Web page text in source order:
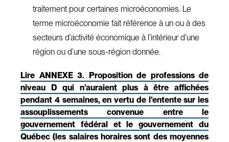
traitement pour certaines microéconomies. Le
terme microéconomie fait référence à un ou à des
secteurs d’activité économique à l’intérieur d’une
région ou d’une sous-région donnée.
Lire ANNEXE 3. Proposition de professions de
niveau D qui n’auraient plus à être affichées
pendant 4 semaines, en vertu de l’entente sur les
assouplissements convenue entre le
gouvernement fédéral et le gouvernement du
Québec (les salaires horaires sont des moyennes